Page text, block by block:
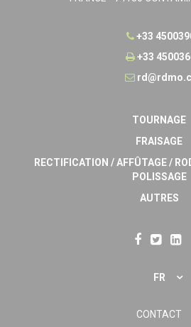
+33
+33
TOURNAGE
FRAISAGE
RECTIFICATION / AFFÛTAGE /
POLISSAGE
AUTRES
FR
CONTACT